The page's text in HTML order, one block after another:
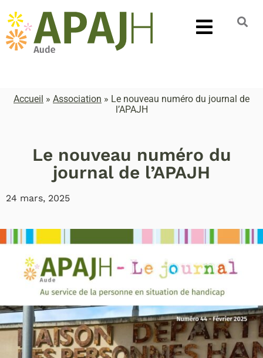
Accueil » Association » Le nouveau numéro du journal de
l’APAJH
Le nouveau numéro du
journal de l’APAJH
24 mars, 2025